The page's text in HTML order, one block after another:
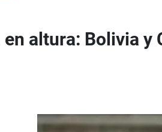
en altura: Bolivia